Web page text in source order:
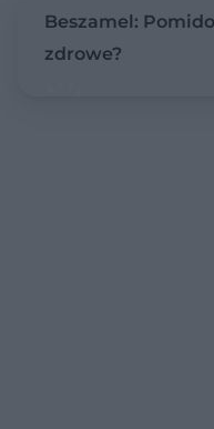
Beszamel:
zdrowe?